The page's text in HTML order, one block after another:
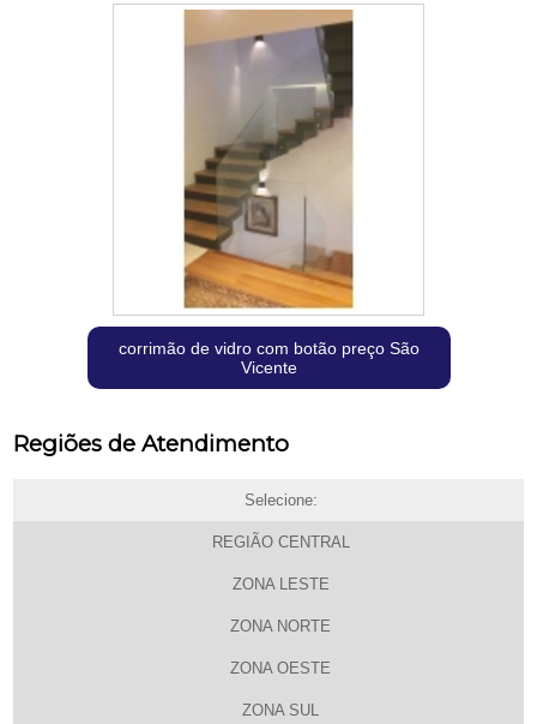
corrimão de vidro com botão preço São
Vicente
Regiões de Atendimento
Selecione:
REGIÃO CENTRAL
ZONA LESTE
ZONA NORTE
ZONA OESTE
ZONA SUL